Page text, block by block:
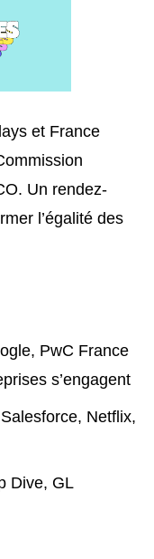
et France
Un rendez-
l’égalité des
PwC France
s’engagent
Netflix,
Dive, GL